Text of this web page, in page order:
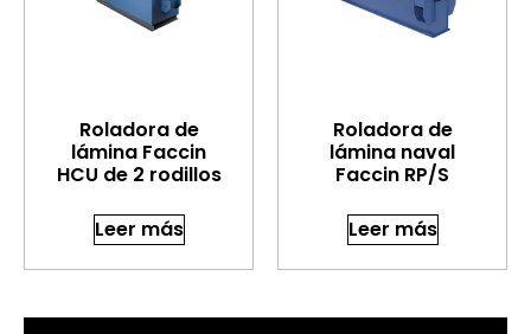
Roladora de
lámina Faccin
HCU de 2 rodillos
Leer más
Roladora de
lámina naval
Faccin RP/S
Leer más